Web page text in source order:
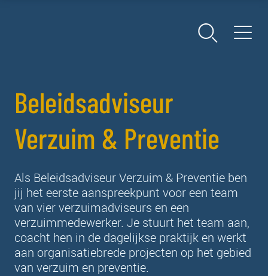
Beleidsadviseur
Verzuim & Preventie
Als Beleidsadviseur Verzuim & Preventie ben
jij het eerste aanspreekpunt voor een team
van vier verzuimadviseurs en een
verzuimmedewerker. Je stuurt het team aan,
coacht hen in de dagelijkse praktijk en werkt
aan organisatiebrede projecten op het gebied
van verzuim en preventie.